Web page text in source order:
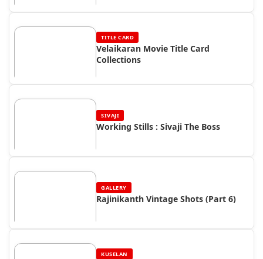
TITLE CARD
Velaikaran Movie Title Card
Collections
SIVAJI
Working Stills : Sivaji The Boss
GALLERY
Rajinikanth Vintage Shots (Part 6)
KUSELAN